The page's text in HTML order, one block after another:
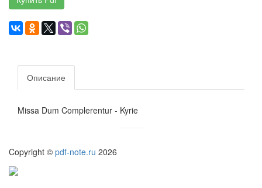
Описание
Missa Dum Complerentur - Kyrie
Copyright © pdf-note.ru 2026